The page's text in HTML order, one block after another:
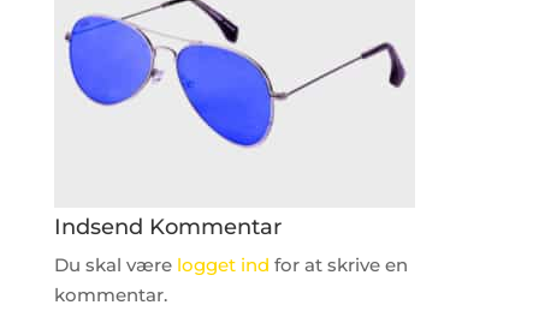
Indsend Kommentar
Du skal være logget ind for at skrive en
kommentar.